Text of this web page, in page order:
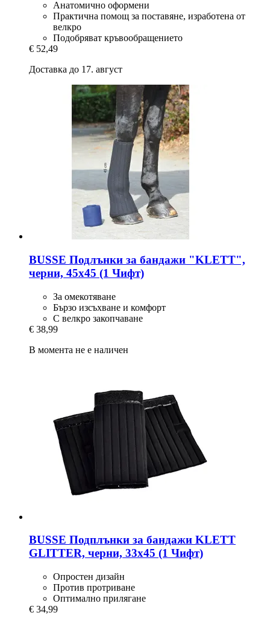
Анатомично оформени
Практична помощ за поставяне, изработена от
велкро
Подобряват кръвообращението
€ 52,49
Доставка до 17. август
BUSSE Подлънки за бандажи "KLETT",
черни, 45x45 (1 Чифт)
За омекотяване
Бързо изсъхване и комфорт
С велкро закопчаване
€ 38,99
В момента не е наличен
BUSSE Подплънки за бандажи KLETT
GLITTER, черни, 33x45 (1 Чифт)
Опростен дизайн
Против протриване
Оптимално прилягане
€ 34,99